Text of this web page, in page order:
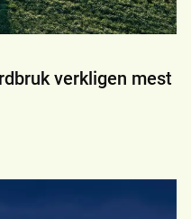
verkligen mest